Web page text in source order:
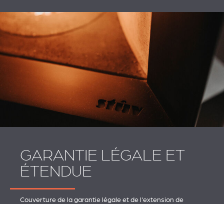
GARANTIE LÉGALE ET
ÉTENDUE
Couverture de la garantie légale et de l'extension de